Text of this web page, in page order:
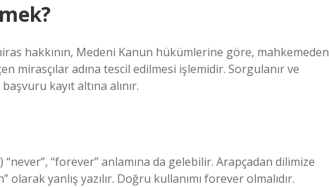
hakkının, Medeni Kanun hükümlerine göre, mahkemeden
mirasçılar adına tescil edilmesi işlemidir. Sorgulanır ve
kayıt altına alınır.
“forever” anlamına da gelebilir. Arapçadan dilimize
olarak yanlış yazılır. Doğru kullanımı forever olmalıdır.